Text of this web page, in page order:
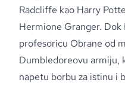
Radcliffe kao Harry
Hermione Granger.
profesoricu Obrane od
Dumbledoreovu armiju,
napetu borbu za istinu i